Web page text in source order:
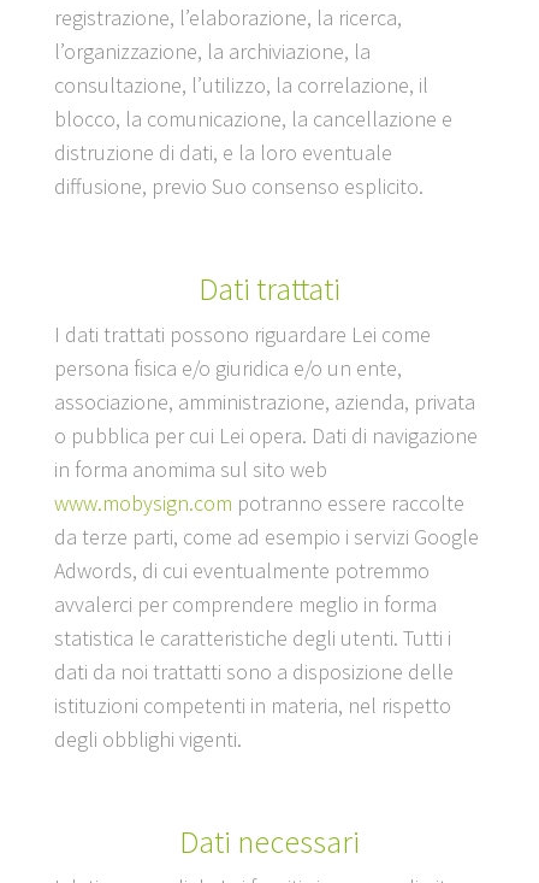
registrazione, l’elaborazione, la ricerca,
l’organizzazione, la archiviazione, la
consultazione, l’utilizzo, la correlazione, il
blocco, la comunicazione, la cancellazione e
distruzione di dati, e la loro eventuale
diffusione, previo Suo consenso esplicito.
Dati trattati
I dati trattati possono riguardare Lei come
persona fisica e/o giuridica e/o un ente,
associazione, amministrazione, azienda, privata
o pubblica per cui Lei opera. Dati di navigazione
in forma anomima sul sito web
www.mobysign.com potranno essere raccolte
da terze parti, come ad esempio i servizi Google
Adwords, di cui eventualmente potremmo
avvalerci per comprendere meglio in forma
statistica le caratteristiche degli utenti. Tutti i
dati da noi trattatti sono a disposizione delle
istituzioni competenti in materia, nel rispetto
degli obblighi vigenti.
Dati necessari